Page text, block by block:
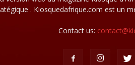
. Kiosquedafrique.com est un
Contact us: